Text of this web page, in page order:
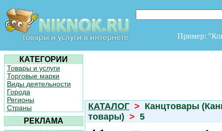
Пример:
КАТЕГОРИИ
Товары и услуги
Торговые марки
Виды деятельности
Города
Регионы
Страны
РЕКЛАМА
КАТАЛОГ > Канцтовары
товары) > 5